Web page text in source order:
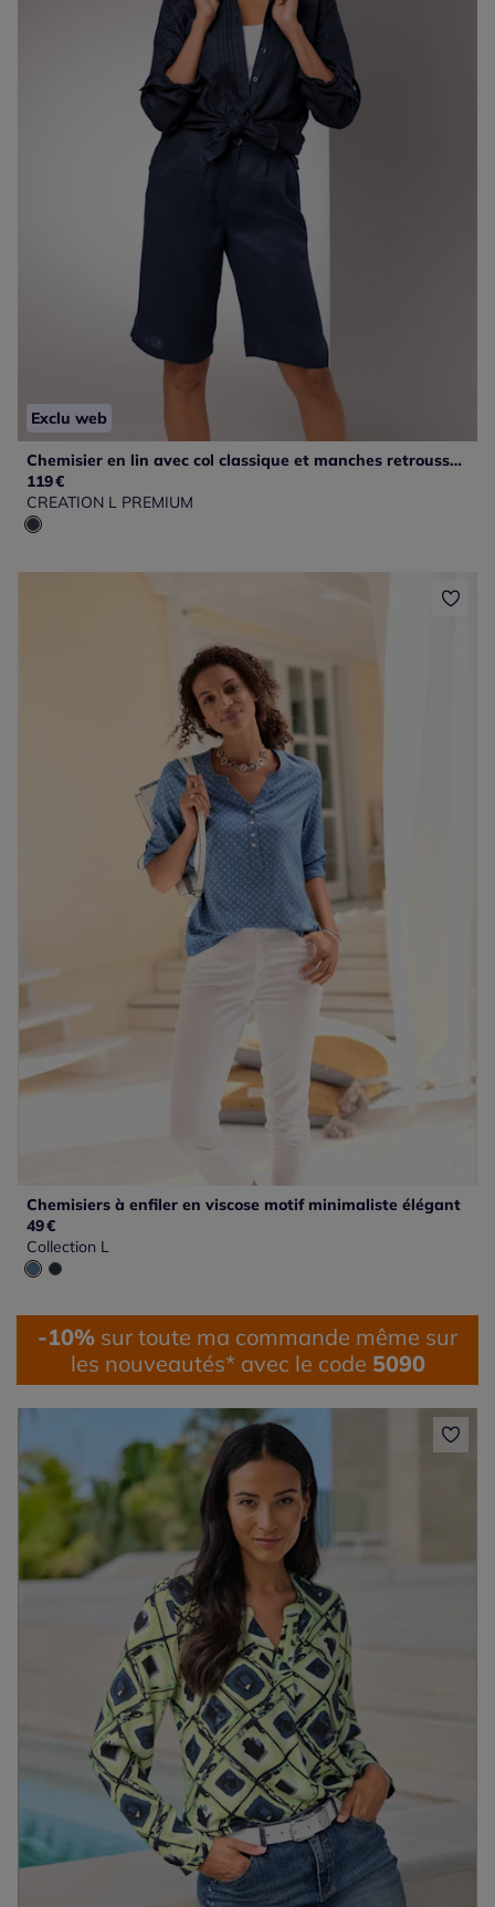
Exclu web
Chemisier en lin avec col classique et manches retroussables
119€
CREATION L PREMIUM
Chemisiers à enfiler en viscose motif minimaliste élégant
49€
Collection L
-10% sur toute ma commande même sur
les nouveautés* avec le code 5090